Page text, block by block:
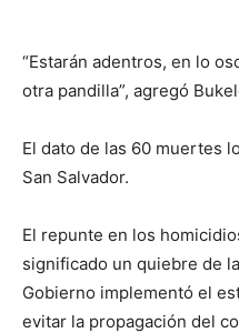
“Estarán adentros, en lo
otra pandilla”, agregó
El dato de las 60 muertes
San Salvador.
El repunte en los
significado un quiebre de
Gobierno implementó el
evitar la propagación del